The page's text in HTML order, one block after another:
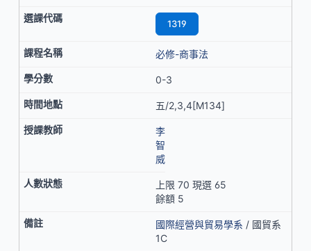
1319
必修-商事法
0-3
五/2,3,4[M134]
李
智
威
上限 70 現選 65
餘額 5
國際經營與貿易學系 / 國貿系
1C